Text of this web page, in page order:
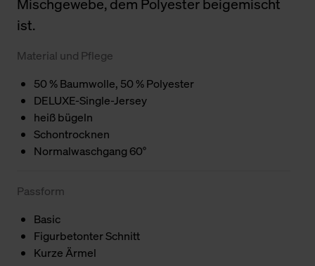
ist.
Material und Pflege
50 % Baumwolle, 50 % Polyester
DELUXE-Single-Jersey
heiß bügeln
Schontrocknen
Normalwaschgang 60°
Passform
Basic
Figurbetonter Schnitt
Kurze Ärmel